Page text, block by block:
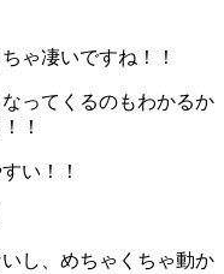
ゃ凄いですね！！
ってくるのもわかるか
！
い！！
し、めちゃくちゃ動か